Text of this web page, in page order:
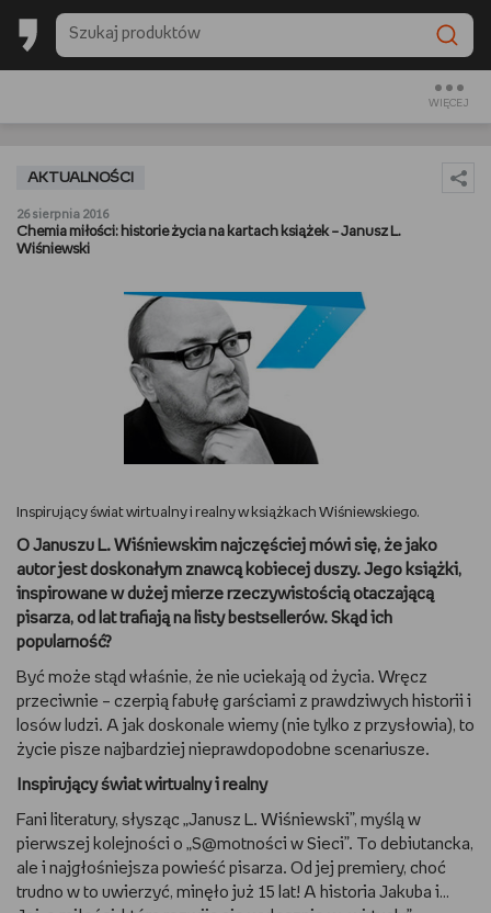
WIĘCEJ
BACK TO SCHOOL
SŁUCHAM
BACK TO SCHOOL
PREZENTOWNIKI
TRENUJĘ
URZĄDZAM I DEKORUJĘ
MAM ZWIERZĘTA
PASJE DZIECKA
GRAM
RYSUJĘ
AKTUALNOŚCI
26 sierpnia 2016
Chemia miłości: historie życia na kartach książek – Janusz L.
Wiśniewski
Inspirujący świat wirtualny i realny w książkach Wiśniewskiego.
O Januszu L. Wiśniewskim najczęściej mówi się, że jako
autor jest doskonałym znawcą kobiecej duszy. Jego książki,
inspirowane w dużej mierze rzeczywistością otaczającą
pisarza, od lat trafiają na listy bestsellerów. Skąd ich
popularność?
Być może stąd właśnie, że nie uciekają od życia. Wręcz
przeciwnie – czerpią fabułę garściami z prawdziwych historii i
losów ludzi. A jak doskonale wiemy (nie tylko z przysłowia), to
życie pisze najbardziej nieprawdopodobne scenariusze.
Inspirujący świat wirtualny i realny
Fani literatury, słysząc „Janusz L. Wiśniewski”, myślą w
pierwszej kolejności o „S@motności w Sieci”. To debiutancka,
ale i najgłośniejsza powieść pisarza. Od jej premiery, choć
trudno w to uwierzyć, minęło już 15 lat! A historia Jakuba i…